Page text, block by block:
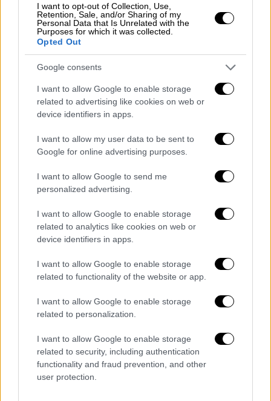
I want to opt-out of Collection, Use,
Retention, Sale, and/or Sharing of my
Personal Data that Is Unrelated with the
Purposes for which it was collected.
Opted Out
Google consents
I want to allow Google to enable storage
related to advertising like cookies on web or
device identifiers in apps.
I want to allow my user data to be sent to
Google for online advertising purposes.
I want to allow Google to send me
personalized advertising.
I want to allow Google to enable storage
related to analytics like cookies on web or
device identifiers in apps.
I want to allow Google to enable storage
related to functionality of the website or app.
I want to allow Google to enable storage
related to personalization.
I want to allow Google to enable storage
related to security, including authentication
functionality and fraud prevention, and other
user protection.
ποδοσφαίρου
ΑΛΛΑ #TAGS
ποδόσφαιρο
Γερμανία
θάνατος
ειδήσεις τώρα
Μπάγερν Μονάχου
Bundesliga
POPULAR VIDEOS